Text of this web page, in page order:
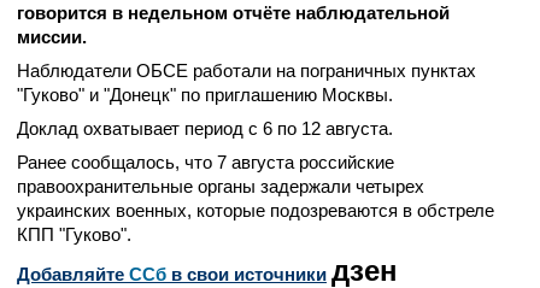
говорится в недельном отчёте наблюдательной
миссии.
Наблюдатели ОБСЕ работали на пограничных пунктах
"Гуково" и "Донецк" по приглашению Москвы.
Доклад охватывает период с 6 по 12 августа.
Ранее сообщалось, что 7 августа российские
правоохранительные органы задержали четырех
украинских военных, которые подозреваются в обстреле
КПП "Гуково".
Добавляйте CСб в свои источники дзен